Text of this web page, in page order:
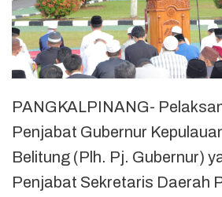
PANGKALPINANG-
Penjabat Gubernur
Belitung (Plh. Pj. Gubernur)
Penjabat Sekretaris Daerah